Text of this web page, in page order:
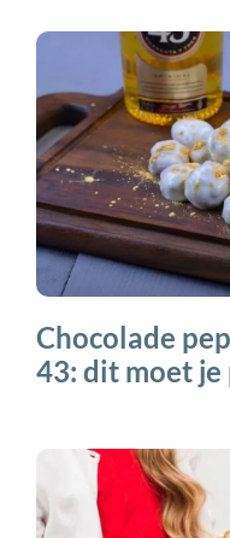
Chocolade
43: dit moet je